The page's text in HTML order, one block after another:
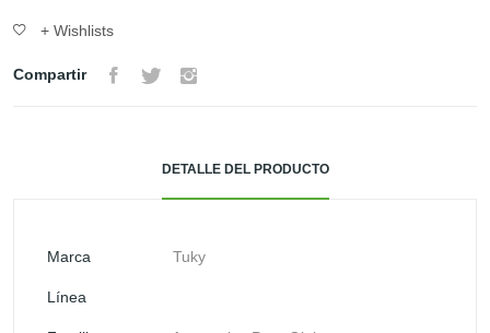
+ Wishlists
Compartir
DETALLE DEL PRODUCTO
Marca Tuky
Línea